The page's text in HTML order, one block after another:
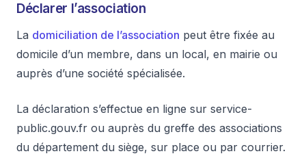
Déclarer l’association
La domiciliation de l’association peut être fixée au
domicile d’un membre, dans un local, en mairie ou
auprès d’une société spécialisée.
La déclaration s’effectue en ligne sur service-
public.gouv.fr ou auprès du greffe des associations
du département du siège, sur place ou par courrier.